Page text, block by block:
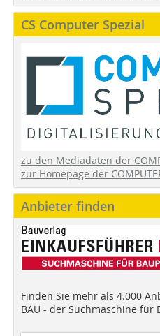
CS Computer Spezial
zu den Mediadaten der
zur Homepage der
Anbieter finden
Finden Sie mehr als 4.000
BAU - der Suchmaschine für